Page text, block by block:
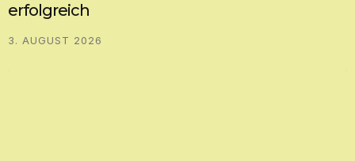
erfolgreich
3. AUGUST 2026